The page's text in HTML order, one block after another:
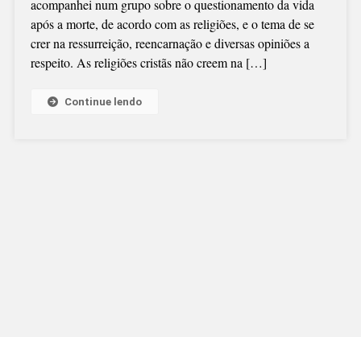
acompanhei num grupo sobre o questionamento da vida
após a morte, de acordo com as religiões, e o tema de se
crer na ressurreição, reencarnação e diversas opiniões a
respeito. As religiões cristãs não creem na […]
Continue lendo